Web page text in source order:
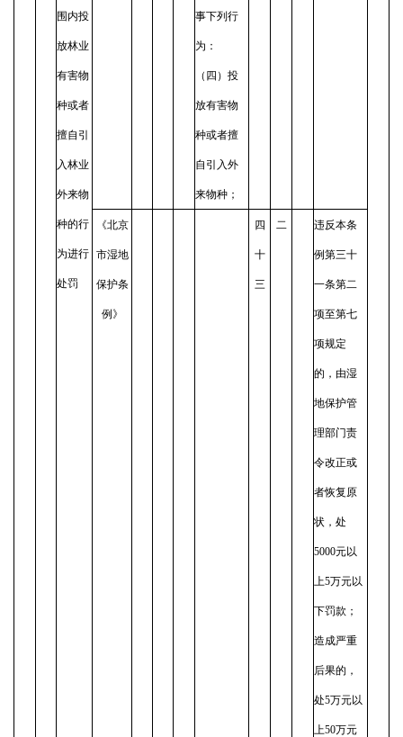
围内投
放林业
有害物
种或者
擅自引
入林业
外来物
种的行
为进行
处罚
事下列行
为：
（四）投
放有害物
种或者擅
自引入外
来物种；
《北京
市湿地
保护条
例》
四
十
三
二 违反本条
例第三十
一条第二
项至第七
项规定
的，由湿
地保护管
理部门责
令改正或
者恢复原
状，处
5000元以
上5万元以
下罚款；
造成严重
后果的，
处5万元以
上50万元